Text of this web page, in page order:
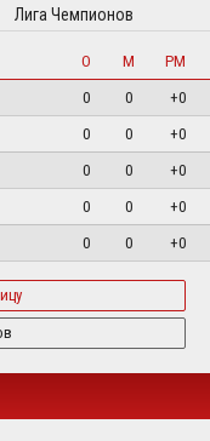
Лига Чемпионов
О М
РМ
0 0
+0
0 0
+0
0 0
+0
0 0
+0
0 0 +0